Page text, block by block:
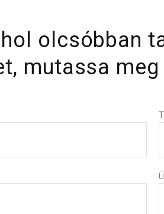
olcsóbban
mutassa meg